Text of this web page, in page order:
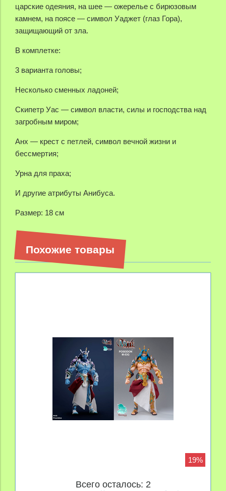
царские одеяния, на шее — ожерелье с бирюзовым
камнем, на поясе — символ Уаджет (глаз Гора),
защищающий от зла.
В комплетке:
3 варианта головы;
Несколько сменных ладоней;
Скипетр Уас — символ власти, силы и господства над
загробным миром;
Анх — крест с петлей, символ вечной жизни и
бессмертия;
Урна для праха;
И другие атрибуты Анибуса.
Размер: 18 см
Похожие товары
19%
Всего осталось: 2